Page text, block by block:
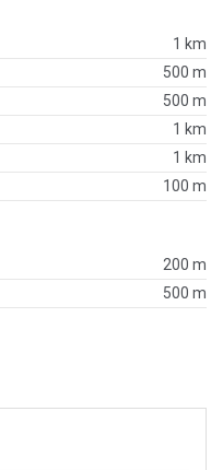
1 km
500 m
500 m
1 km
1 km
100 m
200 m
500 m